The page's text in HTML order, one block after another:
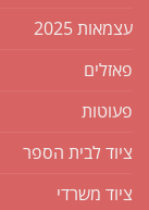
עצמאות 2025
פאזלים
פעוטות
ציוד לבית הספר
ציוד משרדי